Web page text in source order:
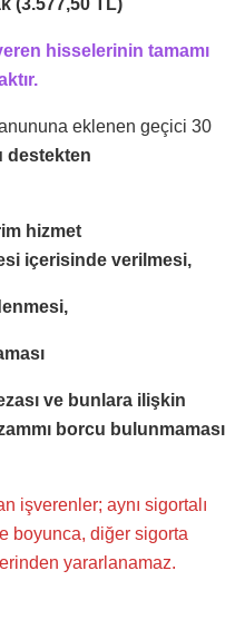
hisselerinin tamamı
eklenen geçici 30
destekten
hizmet
içerisinde verilmesi,
ve bunlara ilişkin
borcu bulunmaması
işverenler; aynı sigortalı
boyunca, diğer sigorta
yararlanamaz.